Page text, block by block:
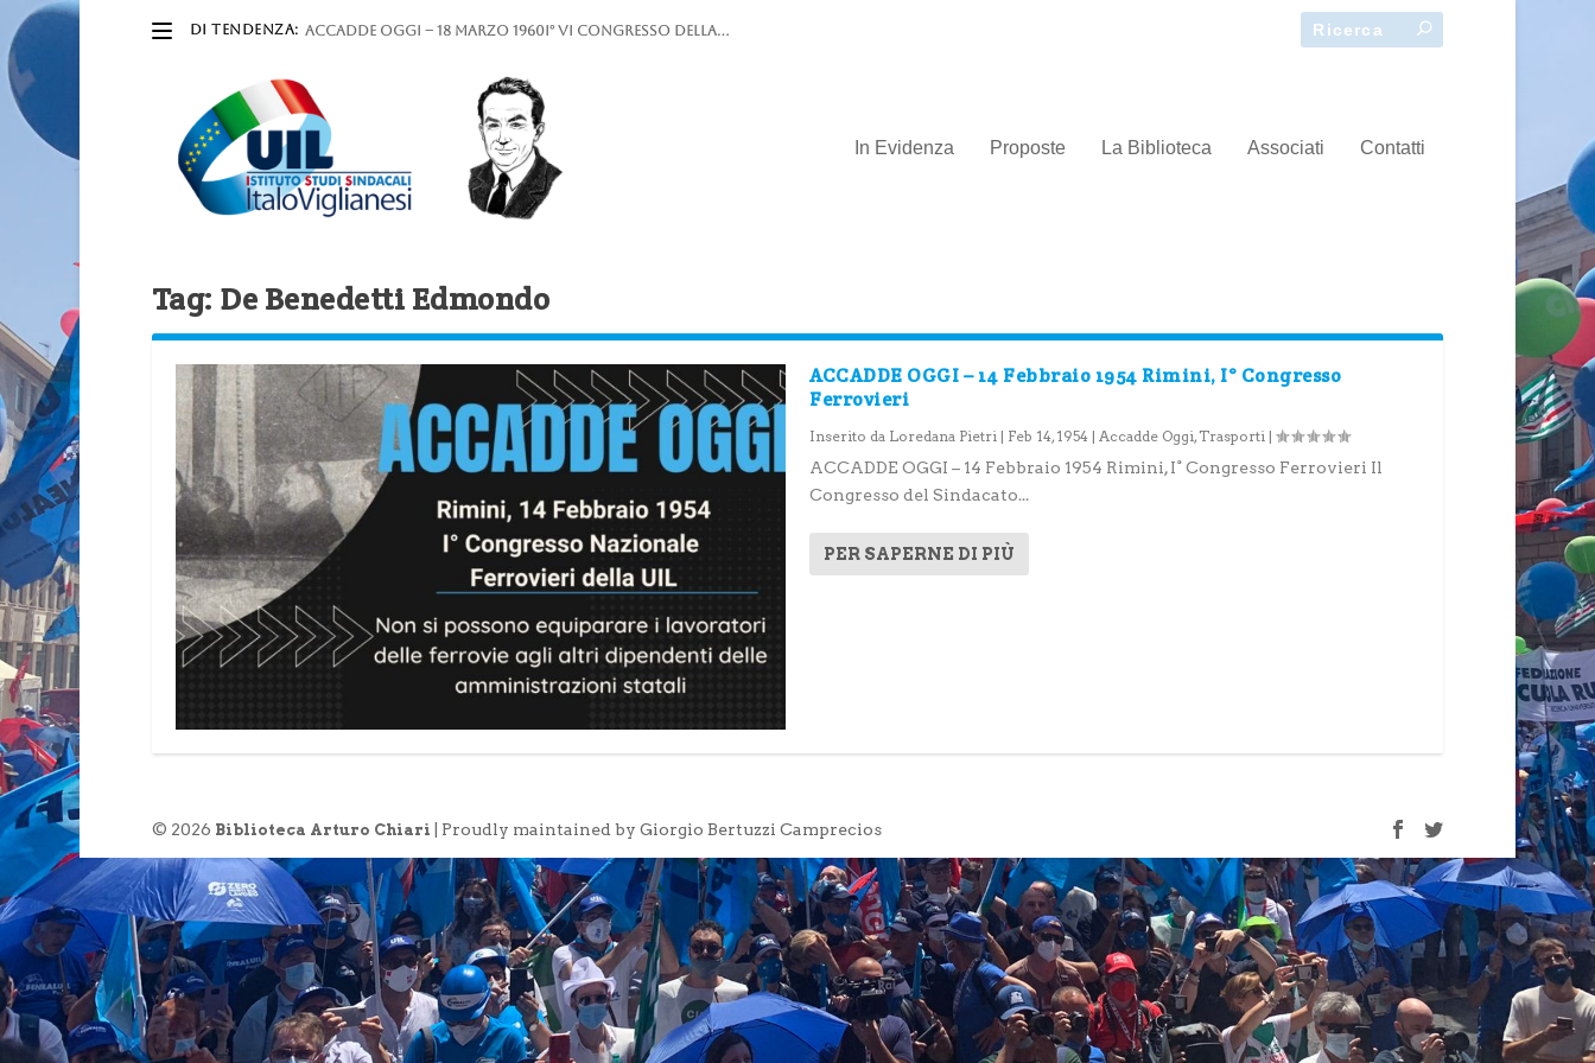
DI TENDENZA: ACCADDE OGGI – 18 marzo 1960I° VI Congresso della...
In Evidenza Proposte La Biblioteca Associati Contatti
Tag: De Benedetti Edmondo
ACCADDE OGGI – 14 Febbraio 1954 Rimini, I° Congresso
Ferrovieri
Inserito da Loredana Pietri | Feb 14, 1954 | Accadde Oggi, Trasporti |
ACCADDE OGGI – 14 Febbraio 1954 Rimini, I° Congresso Ferrovieri Il
Congresso del Sindacato...
PER SAPERNE DI PIÙ
© 2026 Biblioteca Arturo Chiari | Proudly maintained by Giorgio Bertuzzi Camprecios